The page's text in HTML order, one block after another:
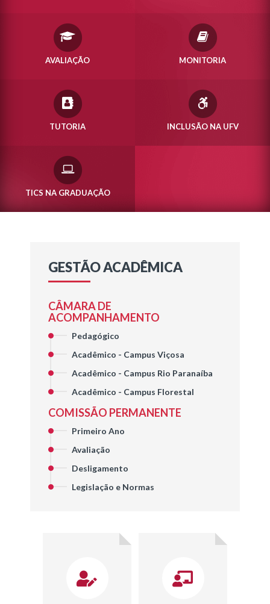
AVALIAÇÃO MONITORIA
TUTORIA INCLUSÃO NA UFV
TICS NA GRADUAÇÃO
GESTÃO ACADÊMICA
CÂMARA DE
ACOMPANHAMENTO
Pedagógico
Acadêmico - Campus Viçosa
Acadêmico - Campus Rio Paranaíba
Acadêmico - Campus Florestal
COMISSÃO PERMANENTE
Primeiro Ano
Avaliação
Desligamento
Legislação e Normas